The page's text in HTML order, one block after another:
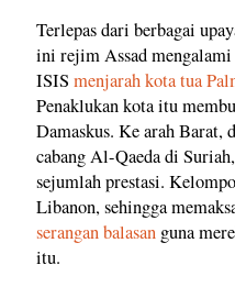
Terlepas dari berbagai
ini rejim Assad
ISIS menjarah kota tua
Penaklukan kota itu
Damaskus. Ke arah Barat,
cabang Al-Qaeda di
sejumlah prestasi.
Libanon, sehingga
serangan balasan guna
itu.